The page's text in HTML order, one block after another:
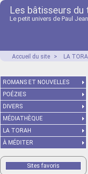
Les bâtisseurs du
Le petit univers de Paul
Accueil du site > LA
ROMANS ET NOUVELLES
POÉZIES
DIVERS
MÉDIATHÈQUE
LA TORAH
À MÉDITER
Sites favoris